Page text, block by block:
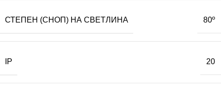
СТЕПЕН (СНОП) НА СВЕТЛИНА 80º
IP 20